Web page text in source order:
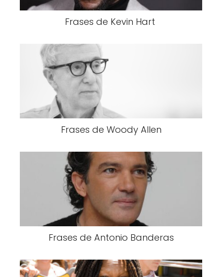
Frases de Kevin Hart
Frases de Woody Allen
Frases de Antonio Banderas